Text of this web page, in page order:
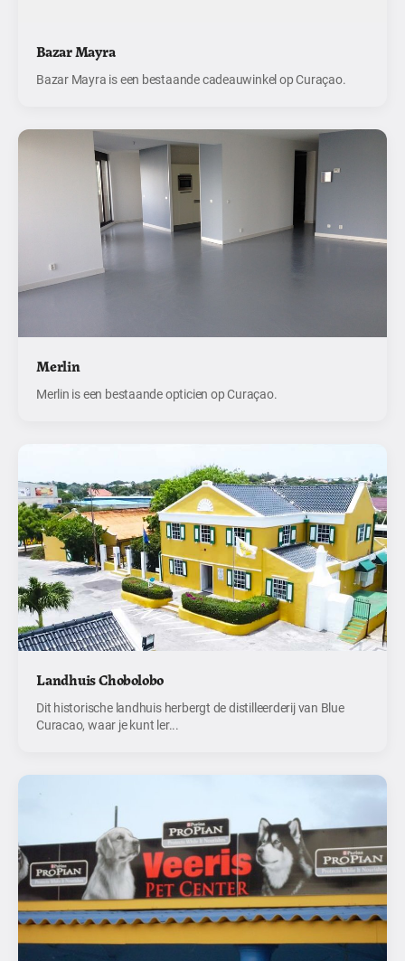
Bazar Mayra
Bazar Mayra is een bestaande cadeauwinkel op Curaçao.
Merlin
Merlin is een bestaande opticien op Curaçao.
Landhuis Chobolobo
Dit historische landhuis herbergt de distilleerderij van Blue
Curacao, waar je kunt ler...